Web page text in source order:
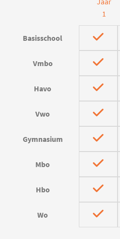
Jaar
1
Basisschool
Vmbo
Havo
Vwo
Gymnasium
Mbo
Hbo
Wo